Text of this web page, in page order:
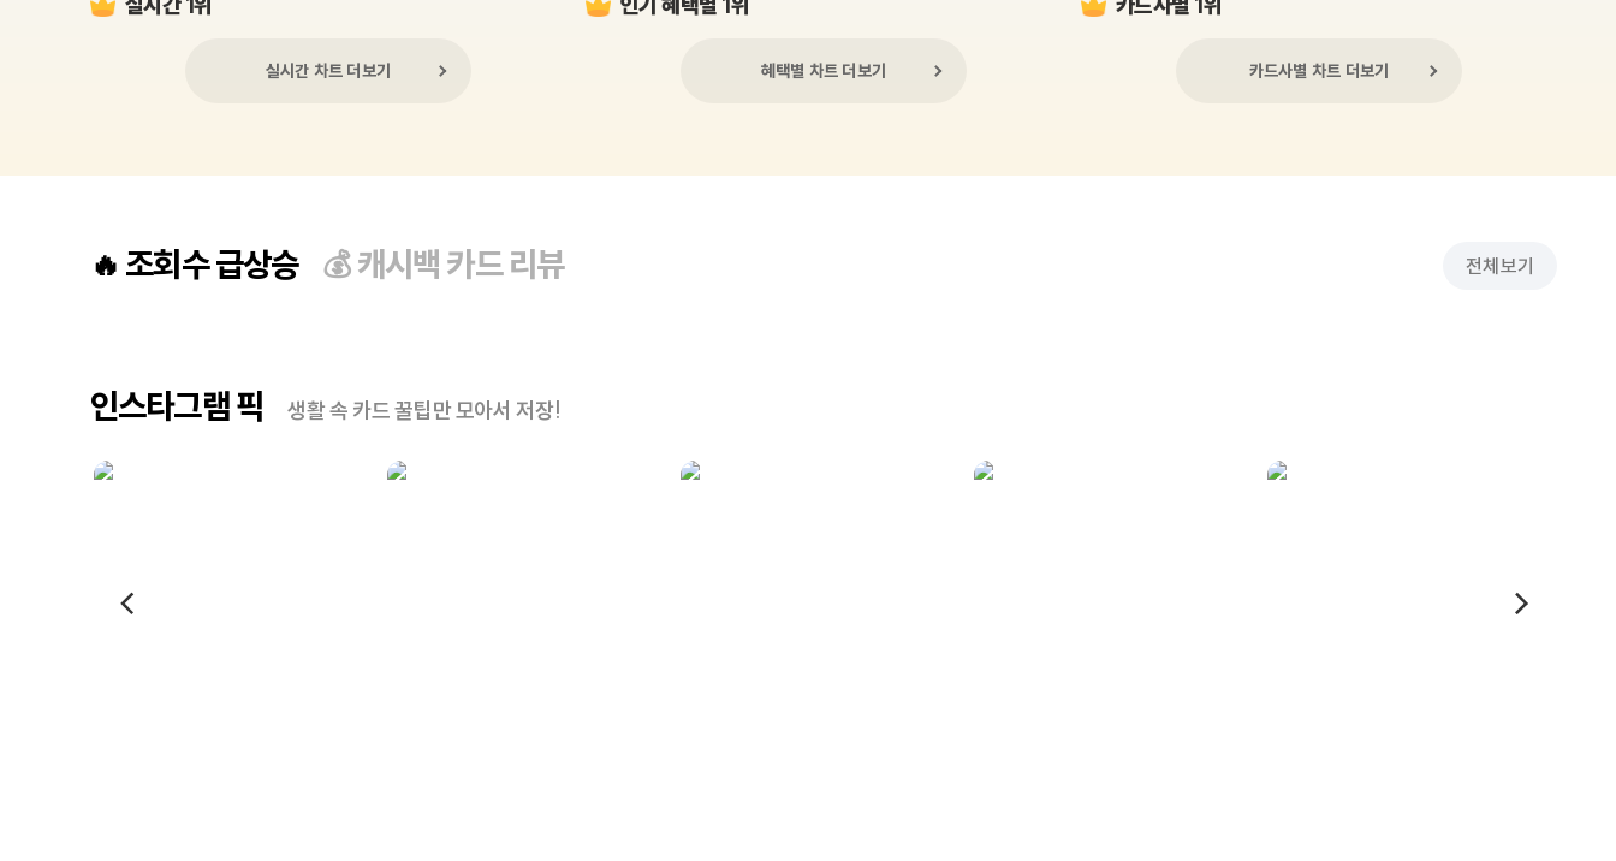
실시간 차트 더보기 혜택별 차트 더보기 카드사별 차트 더보기
🔥 조회수 급상승 💰캐시백 카드 리뷰 전체보기
인스타그램 픽 생활 속 카드 꿀팁만 모아서 저장!